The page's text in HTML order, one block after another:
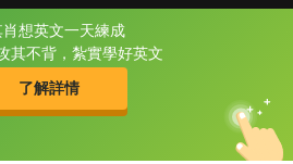
肖想英文一天練成
其不背，紮實學好英文
了解詳情
片尾有
攻其不背
的品牌故事